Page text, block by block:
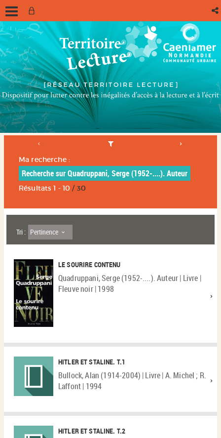
Ma recherche :
Recherche sur Quadruppani, Serge (1952-....). Auteur
Résultats1 - 10 / 30
Tri : Pertinence
LE SOURIRE CONTENU
Quadruppani, Serge (1952-....). Auteur | Livre |
Fleuve noir | 1998
HITLER ET STALINE. T.1
Bullock, Alan (1914-2004) | Livre | A. Michel ; R.
Laffont | 1994
HITLER ET STALINE. T.2